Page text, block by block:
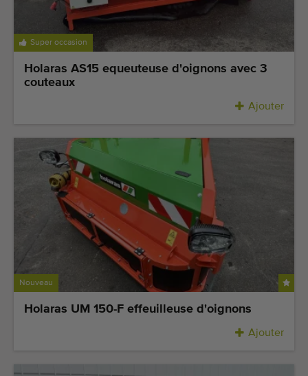
Super occasion
Holaras AS15 equeuteuse d'oignons avec 3
couteaux
Ajouter
Nouveau
Holaras UM 150-F effeuilleuse d'oignons
Ajouter